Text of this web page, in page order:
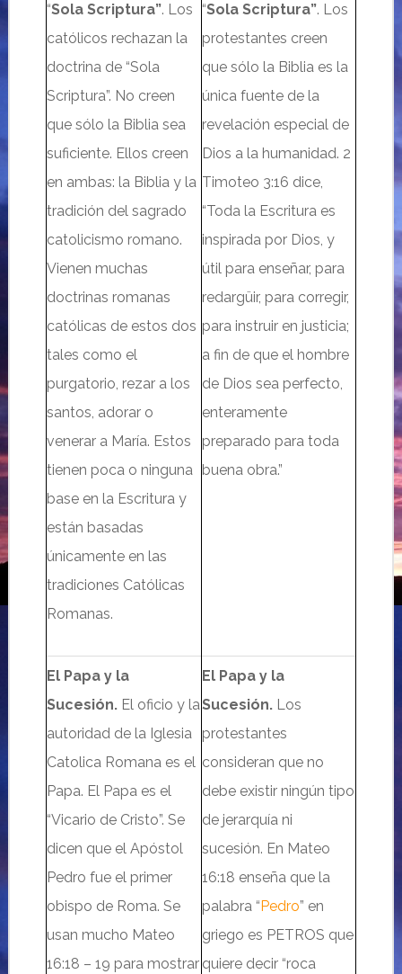
“Sola Scriptura”. Los
católicos rechazan la
doctrina de “Sola
Scriptura”. No creen
que sólo la Biblia sea
suficiente. Ellos creen
en ambas: la Biblia y la
tradición del sagrado
catolicismo romano.
Vienen muchas
doctrinas romanas
católicas de estos dos
tales como el
purgatorio, rezar a los
santos, adorar o
venerar a María. Estos
tienen poca o ninguna
base en la Escritura y
están basadas
únicamente en las
tradiciones Católicas
Romanas.
“Sola Scriptura”. Los
protestantes creen
que sólo la Biblia es la
única fuente de la
revelación especial de
Dios a la humanidad. 2
Timoteo 3:16 dice,
“Toda la Escritura es
inspirada por Dios, y
útil para enseñar, para
redargüir, para corregir,
para instruir en justicia;
a fin de que el hombre
de Dios sea perfecto,
enteramente
preparado para toda
buena obra.”
El Papa y la
Sucesión. El oficio y la
autoridad de la Iglesia
Catolica Romana es el
Papa. El Papa es el
“Vicario de Cristo”. Se
dicen que el Apóstol
Pedro fue el primer
obispo de Roma. Se
usan mucho Mateo
16:18 – 19 para mostrar
El Papa y la
Sucesión. Los
protestantes
consideran que no
debe existir ningún tipo
de jerarquía ni
sucesión. En Mateo
16:18 enseña que la
palabra “Pedro” en
griego es PETROS que
quiere decir “roca